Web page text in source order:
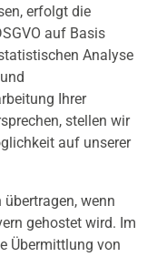
erfolgt die
auf Basis
Analyse
Ihrer
stellen wir
auf unserer
wenn
gehostet wird. Im
Übermittlung von